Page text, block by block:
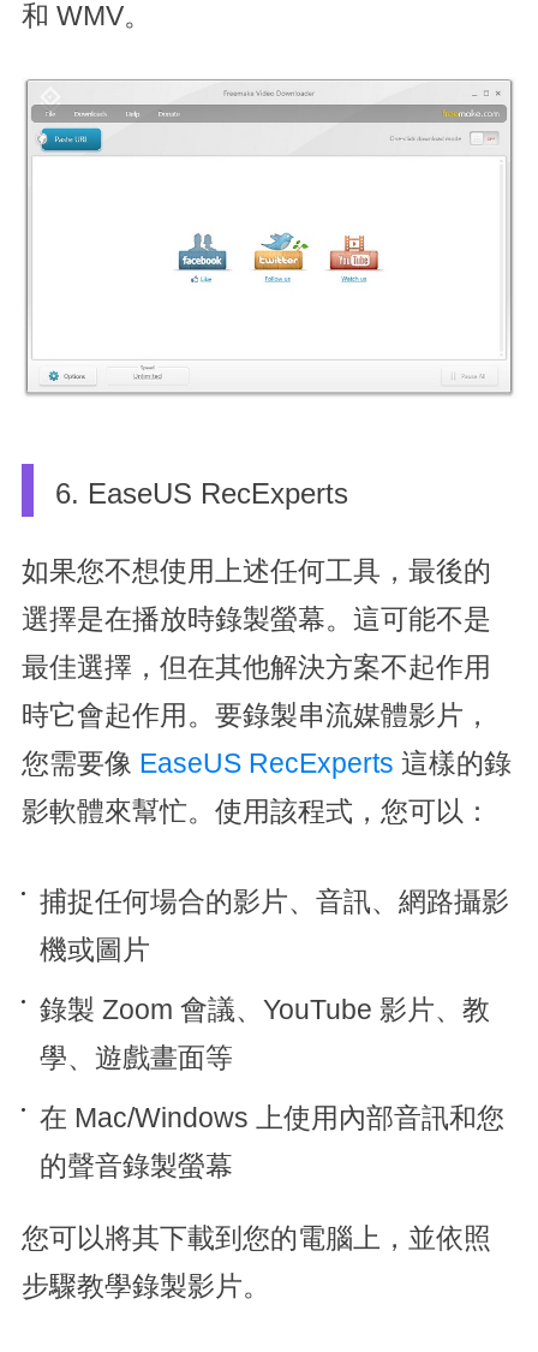
和 WMV。
6. EaseUS RecExperts
如果您不想使用上述任何工具，最後的
選擇是在播放時錄製螢幕。這可能不是
最佳選擇，但在其他解決方案不起作用
時它會起作用。要錄製串流媒體影片，
您需要像 EaseUS RecExperts 這樣的錄
影軟體來幫忙。使用該程式，您可以：
捕捉任何場合的影片、音訊、網路攝影
機或圖片
錄製 Zoom 會議、YouTube 影片、教
學、遊戲畫面等
在 Mac/Windows 上使用內部音訊和您
的聲音錄製螢幕
您可以將其下載到您的電腦上，並依照
步驟教學錄製影片。